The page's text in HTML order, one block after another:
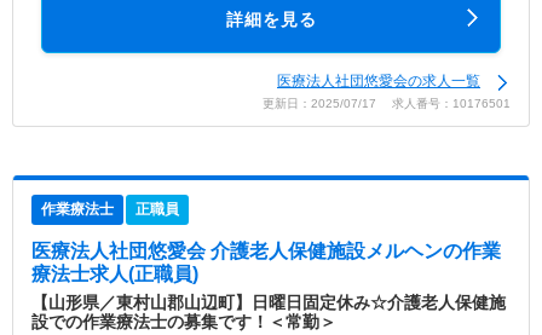
詳細を見る
医療法人社団悠愛会の求人一覧
更新日：2025/07/17 求人番号：10176501
作業療法士 正職員
医療法人社団悠愛会 介護老人保健施設メルヘンの作業
療法士求人(正職員)
【山形県／東村山郡山辺町】日曜日固定休み☆介護老人保健施
設での作業療法士の募集です！＜常勤＞